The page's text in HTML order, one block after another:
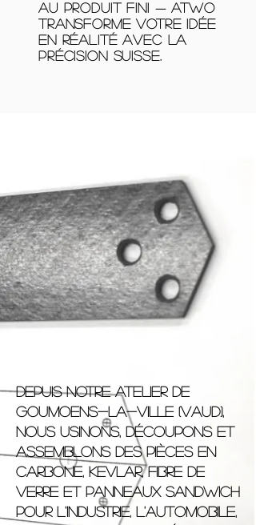
au produit fini — Atwo
transforme votre idée
en réalité avec la
précision suisse.
Depuis notre atelier de
Goumoens-la-Ville (Vaud),
nous usinons, découpons et
assemblons des pièces en
carbone, kevlar, fibre de
verre et panneaux sandwich
pour l'industrie, l'automobile,